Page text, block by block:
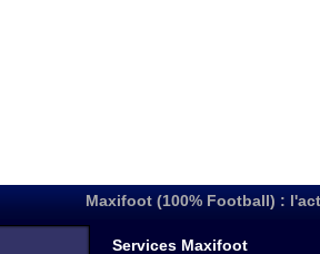
Maxifoot (100% Football) :
Services Maxifoot